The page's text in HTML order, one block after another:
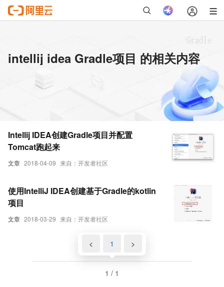
intellij idea Gradle项目 的相关内容
文章 2018-04-09 来自：开发者社区
Intellij IDEA创建Gradle项目并配置
Tomcat跑起来
文章 2018-03-29 来自：开发者社区
使用IntelliJ IDEA创建基于Gradle的kotlin
项目
< 1 >
1 / 1